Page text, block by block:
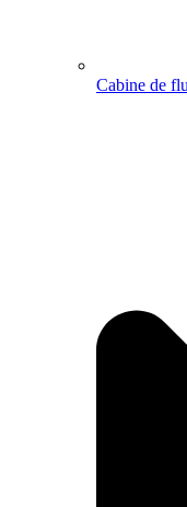
Cabine de